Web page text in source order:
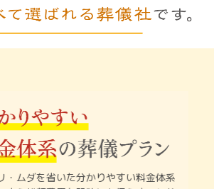
・ムダを省いた分かりやすい料金体系